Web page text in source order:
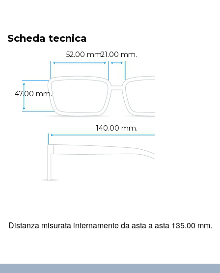
Scheda tecnica
52.00 mm.21.00 mm.
140.00 mm.
47.00 mm.
Distanza misurata internamente da asta a asta 135.00 mm.